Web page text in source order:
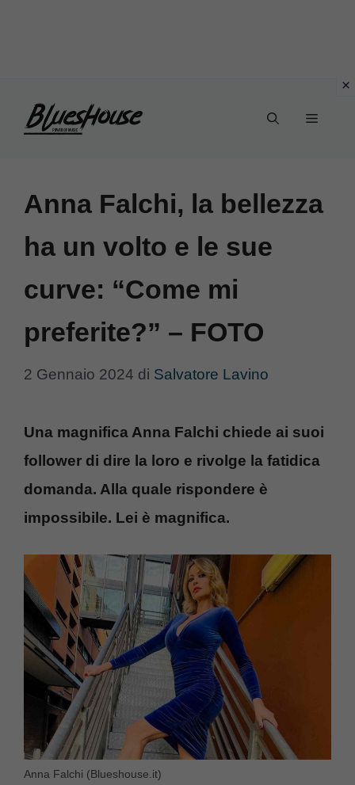
Menu
Anna Falchi, la bellezza
ha un volto e le sue
curve: “Come mi
preferite?” – FOTO
2 Gennaio 2024 di Salvatore Lavino
Una magnifica Anna Falchi chiede ai suoi
follower di dire la loro e rivolge la fatidica
domanda. Alla quale rispondere è
impossibile. Lei è magnifica.
Anna Falchi (Blueshouse.it)